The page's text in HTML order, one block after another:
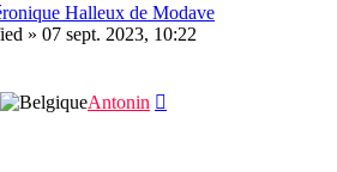
Halleux de Modave
» 07 sept. 2023, 10:22
Antonin